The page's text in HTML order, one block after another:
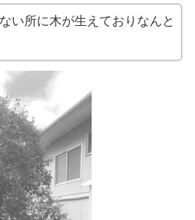
い所に木が生えておりなんと